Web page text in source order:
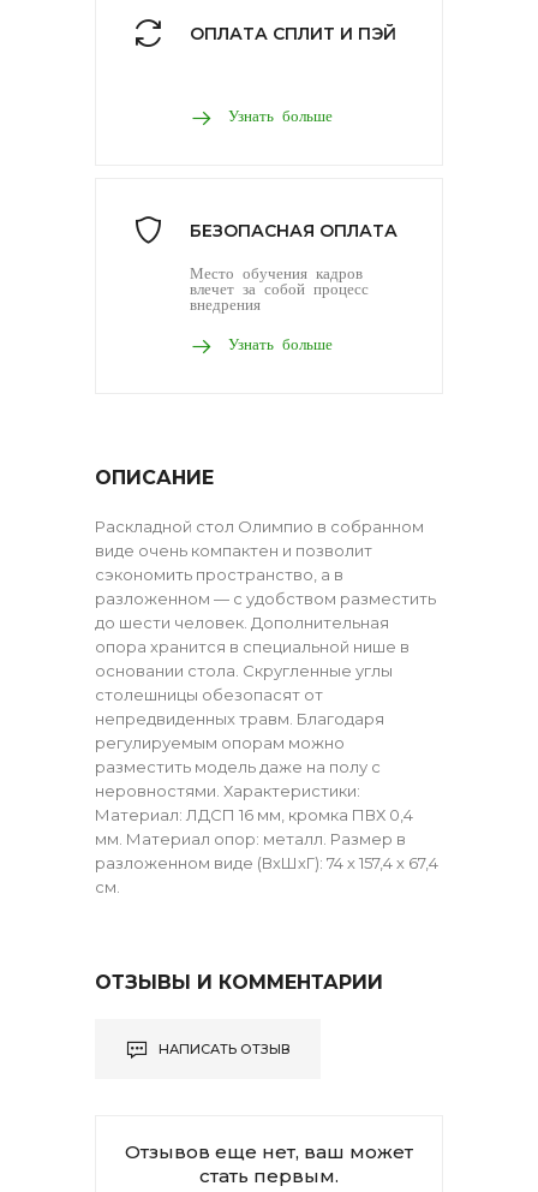
ОПЛАТА СПЛИТ И ПЭЙ
Узнать больше
БЕЗОПАСНАЯ ОПЛАТА
Место обучения кадров
влечет за собой процесс
внедрения
Узнать больше
ОПИСАНИЕ
Раскладной стол Олимпио в собранном
виде очень компактен и позволит
сэкономить пространство, а в
разложенном — с удобством разместить
до шести человек. Дополнительная
опора хранится в специальной нише в
основании стола. Скругленные углы
столешницы обезопасят от
непредвиденных травм. Благодаря
регулируемым опорам можно
разместить модель даже на полу с
неровностями. Характеристики:
Материал: ЛДСП 16 мм, кромка ПВХ 0,4
мм. Материал опор: металл. Размер в
разложенном виде (ВхШхГ): 74 х 157,4 х 67,4
см.
ОТЗЫВЫ И КОММЕНТАРИИ
НАПИСАТЬ ОТЗЫВ
Отзывов еще нет, ваш может
стать первым.